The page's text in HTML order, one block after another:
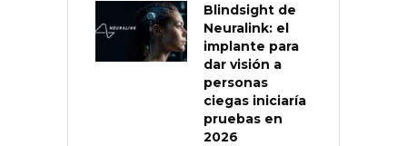
Blindsight de
Neuralink: el
implante para
dar visión a
personas
ciegas iniciaría
pruebas en
2026